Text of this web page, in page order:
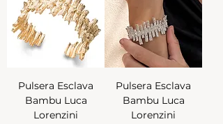
Pulsera Esclava
Bambu Luca
Lorenzini
Pulsera Esclava
Bambu Luca
Lorenzini